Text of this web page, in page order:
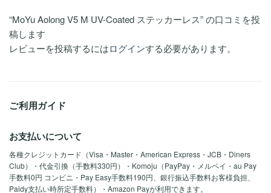
“MoYu Aolong V5 M UV-Coated ステッカーレス” の口コミを投
稿します
レビューを投稿するにはログインする必要があります。
ご利用ガイド
お支払いについて
各種クレジットカード（Visa・Master・American Express・JCB・Diners
Club）・代金引換（手数料330円）・Komoju（PayPay・メルペイ・au Pay
手数料0円 コンビニ・Pay Easy手数料190円、銀行振込手数料お客様負担、
Paidy支払い時所定手数料）・Amazon Payが利用できます。